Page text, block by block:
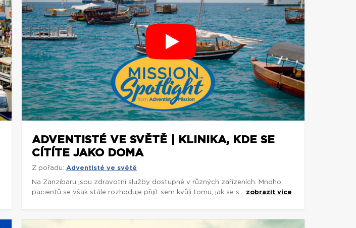
ADVENTISTÉ VE SVĚTĚ | KLINIKA, KDE SE
CÍTÍTE JAKO DOMA
Z pořadu: Adventisté ve světě
Na Zanzibaru jsou zdravotní služby dostupné v různých zařízeních. Mnoho
pacientů se však stále rozhoduje přijít sem kvůli tomu, jak se s... zobrazit více